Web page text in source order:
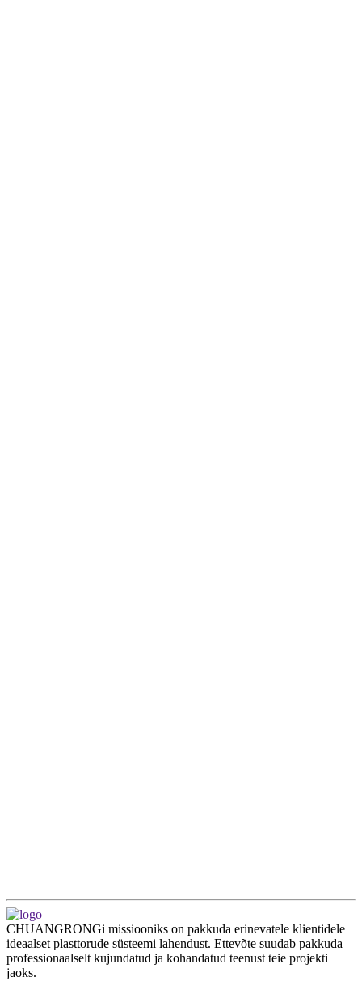
CHUANGRONGi missiooniks on pakkuda erinevatele klientidele
ideaalset plasttorude süsteemi lahendust. Ettevõte suudab pakkuda
professionaalselt kujundatud ja kohandatud teenust teie projekti
jaoks.